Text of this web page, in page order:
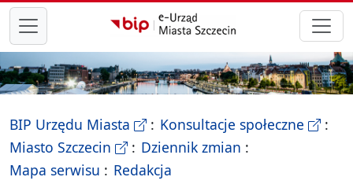
przejdź do głównego menu
BIP Urzędu Miasta - Biletyn Informacji Publicznej
Konsultacje społeczne-
Miasto Szczecin - Oficjalna strona Miasta Szczecin
Dziennik zmian
Mapa serwisu - drzewko rozdziałów
Redakcja